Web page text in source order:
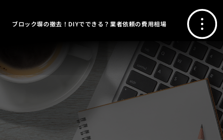
ブロック塀の撤去！DIYでできる？業者依頼の費用相場